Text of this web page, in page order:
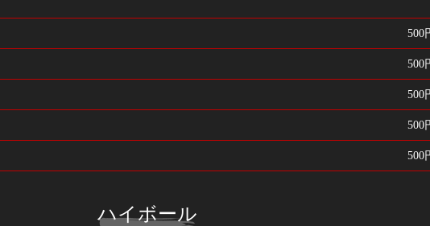
500
500
500
500
500
ハイボール